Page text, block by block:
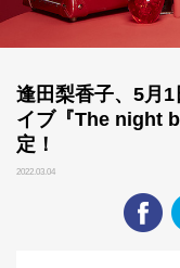
逢田梨香子、5月
イブ『The night
定！
2022.03.04